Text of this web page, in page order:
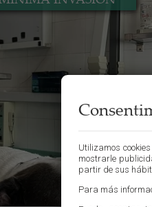
Utilizamos
mostrarle
partir de sus
Para más